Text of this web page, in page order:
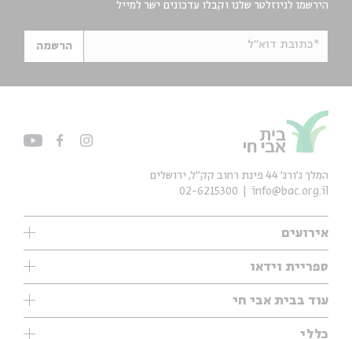
הירשמו לניוזלטר שלנו וקבלו עדכונים ישר למייל
*כתובת דוא"ל הרשמה
אירועים
עיון
אנגלית
נוער
ספריית וידאו
ילדים
מוזיקה
עיון
עוד בבית אבי חי
תערוכות
כללי
המלך ג'ורג' 44 פינת רחוב קק״ל, ירושלים
info@bac.org.il
02-6215300